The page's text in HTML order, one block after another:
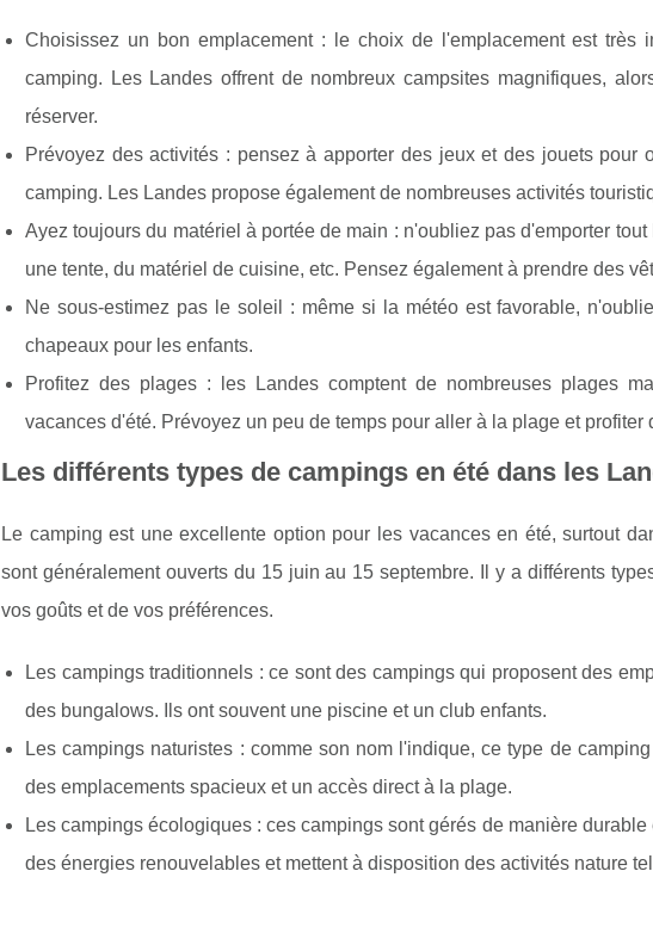
Choisissez un bon emplacement : le choix de l'emplacement est très
camping. Les Landes offrent de nombreux campsites magnifiques,
réserver.
Prévoyez des activités : pensez à apporter des jeux et des jouets pour
camping. Les Landes propose également de nombreuses activités
Ayez toujours du matériel à portée de main : n'oubliez pas d'emporter
une tente, du matériel de cuisine, etc. Pensez également à prendre des
Ne sous-estimez pas le soleil : même si la météo est favorable,
chapeaux pour les enfants.
Profitez des plages : les Landes comptent de nombreuses plages
vacances d'été. Prévoyez un peu de temps pour aller à la plage et profiter
Les différents types de campings en été dans les
Le camping est une excellente option pour les vacances en été, surtout
sont généralement ouverts du 15 juin au 15 septembre. Il y a différents
vos goûts et de vos préférences.
Les campings traditionnels : ce sont des campings qui proposent des
des bungalows. Ils ont souvent une piscine et un club enfants.
Les campings naturistes : comme son nom l'indique, ce type de
des emplacements spacieux et un accès direct à la plage.
Les campings écologiques : ces campings sont gérés de manière
des énergies renouvelables et mettent à disposition des activités nature